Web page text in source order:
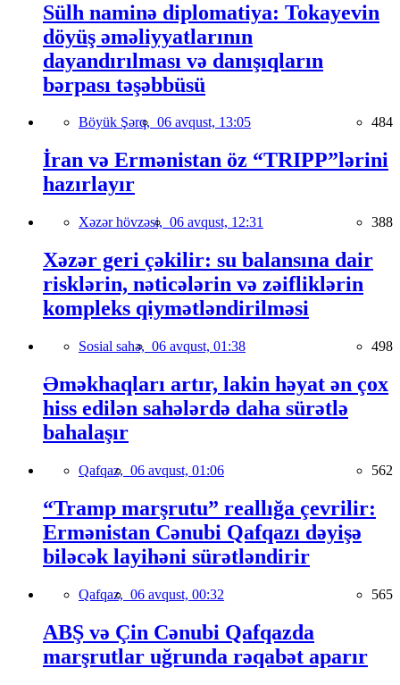
Sülh naminə diplomatiya: Tokayevin
döyüş əməliyyatlarının
dayandırılması və danışıqların
bərpası təşəbbüsü
Böyük Şərq, 06 avqust, 13:05 484
İran və Ermənistan öz “TRIPP”lərini
hazırlayır
Xəzər hövzəsi, 06 avqust, 12:31 388
Xəzər geri çəkilir: su balansına dair
risklərin, nəticələrin və zəifliklərin
kompleks qiymətləndirilməsi
Sosial sahə, 06 avqust, 01:38 498
Əməkhaqları artır, lakin həyat ən çox
hiss edilən sahələrdə daha sürətlə
bahalaşır
Qafqaz, 06 avqust, 01:06 562
“Tramp marşrutu” reallığa çevrilir:
Ermənistan Cənubi Qafqazı dəyişə
biləcək layihəni sürətləndirir
Qafqaz, 06 avqust, 00:32 565
ABŞ və Çin Cənubi Qafqazda
marşrutlar uğrunda rəqabət aparır